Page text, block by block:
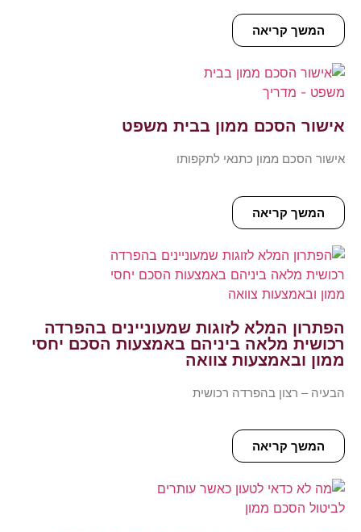
המשך קריאה
אישור הסכם ממון בבית משפט
אישור הסכם ממון כתנאי לתקפותו
המשך קריאה
הפתרון המלא לזוגות שמעוניינים בהפרדה
רכושית מלאה ביניהם באמצעות הסכם יחסי
ממון ובאמצעות צוואה
הבעיה – רצון בהפרדה רכושית
המשך קריאה